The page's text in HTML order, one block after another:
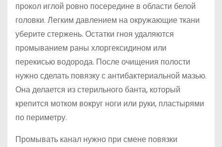
прокол иглой ровно посередине в области белой
головки. Легким давлением на окружающие ткани
уберите стержень. Остатки гноя удаляются
промыванием раны хлоргексидином или
перекисью водорода. После очищения полости
нужно сделать повязку с антибактериальной мазью.
Она делается из стерильного банта, который
крепится мотком вокруг ноги или руки, пластырями
по периметру.
Промывать канал нужно при смене повязки